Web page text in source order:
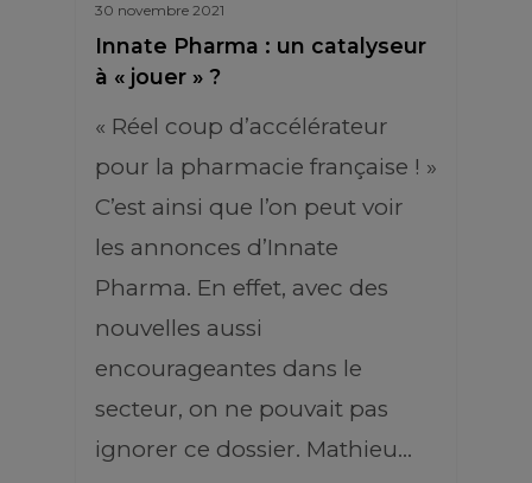
30 novembre 2021
Innate Pharma : un catalyseur
à « jouer » ?
« Réel coup d’accélérateur
pour la pharmacie française ! »
C’est ainsi que l’on peut voir
les annonces d’Innate
Pharma. En effet, avec des
nouvelles aussi
encourageantes dans le
secteur, on ne pouvait pas
ignorer ce dossier. Mathieu…